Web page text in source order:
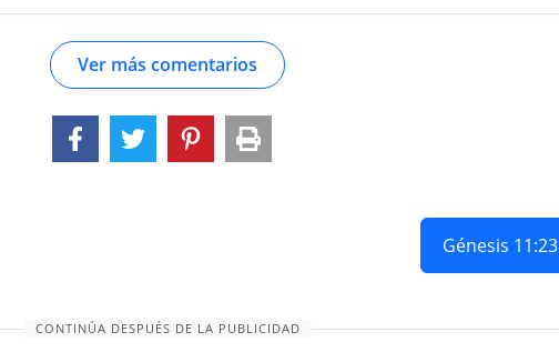
sospechoso....
Ver más comentarios
Génesis 11:23
CONTINÚA DESPUÉS DE LA PUBLICIDAD